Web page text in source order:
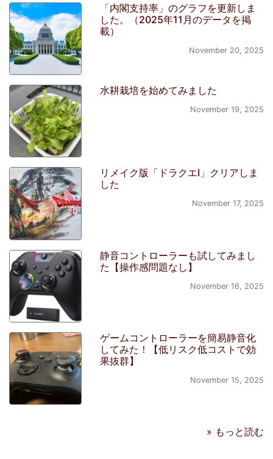
「内閣支持率」のグラフを更新しま
した。（2025年11月のデータを掲
載）
November 20, 2025
水耕栽培を始めてみました
November 19, 2025
リメイク版「ドラクエI」クリアしま
した
November 17, 2025
静音コントローラーも試してみまし
た【操作感問題なし】
November 16, 2025
ゲームコントローラーを簡易静音化
してみた！【低リスク低コストで効
果抜群】
November 15, 2025
» もっと読む